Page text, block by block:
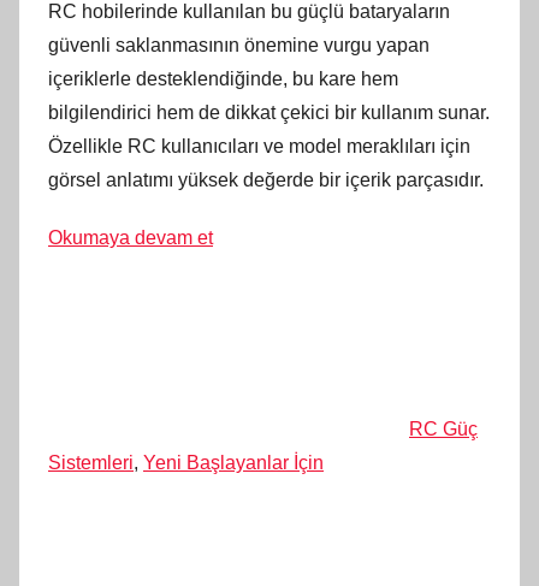
RC hobilerinde kullanılan bu güçlü bataryaların
güvenli saklanmasının önemine vurgu yapan
içeriklerle desteklendiğinde, bu kare hem
bilgilendirici hem de dikkat çekici bir kullanım sunar.
Özellikle RC kullanıcıları ve model meraklıları için
görsel anlatımı yüksek değerde bir içerik parçasıdır.
Okumaya devam et
RC Güç
Sistemleri, Yeni Başlayanlar İçin